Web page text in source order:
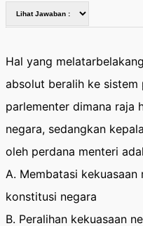
Hal yang
absolut beralih ke sistem
parlementer dimana raja
negara, sedangkan
oleh perdana menteri
A. Membatasi
konstitusi negara
B. Peralihan kekuasaan